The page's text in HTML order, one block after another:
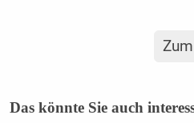
Das könnte Sie auch